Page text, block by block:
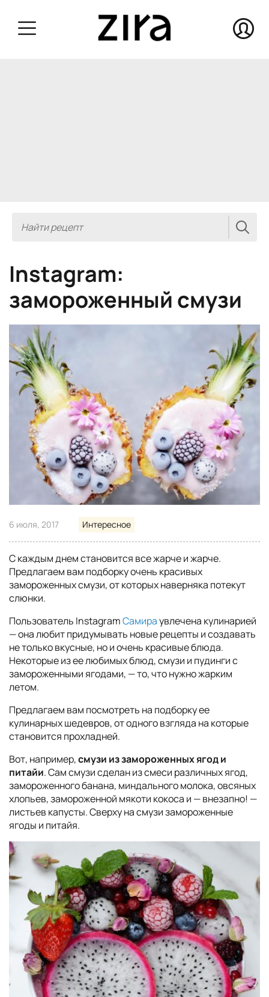
Instagram:
замороженный смузи
6 июля, 2017 Интересное
С каждым днем становится все жарче и жарче.
Предлагаем вам подборку очень красивых
замороженных смузи, от которых наверняка потекут
слюнки.
Пользователь InstagramСамираувлечена кулинарией
— она любит придумывать новые рецепты и создавать
не только вкусные, но и очень красивые блюда.
Некоторые из ее любимых блюд, смузи и пудинги с
замороженными ягодами, — то, что нужно жарким
летом.
Предлагаем вам посмотреть на подборку ее
кулинарных шедевров, от одного взгляда на которые
становится прохладней.
Вот, например,смузи из замороженных ягод и
питайи. Сам смузи сделан из смеси различных ягод,
замороженного банана, миндального молока, овсяных
хлопьев, замороженной мякоти кокоса и — внезапно! —
листьев капусты. Сверху на смузи замороженные
ягоды и питайя.